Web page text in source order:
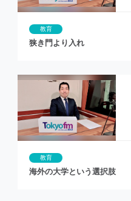
教育
狭き門より入れ
教育
海外の大学という選択肢